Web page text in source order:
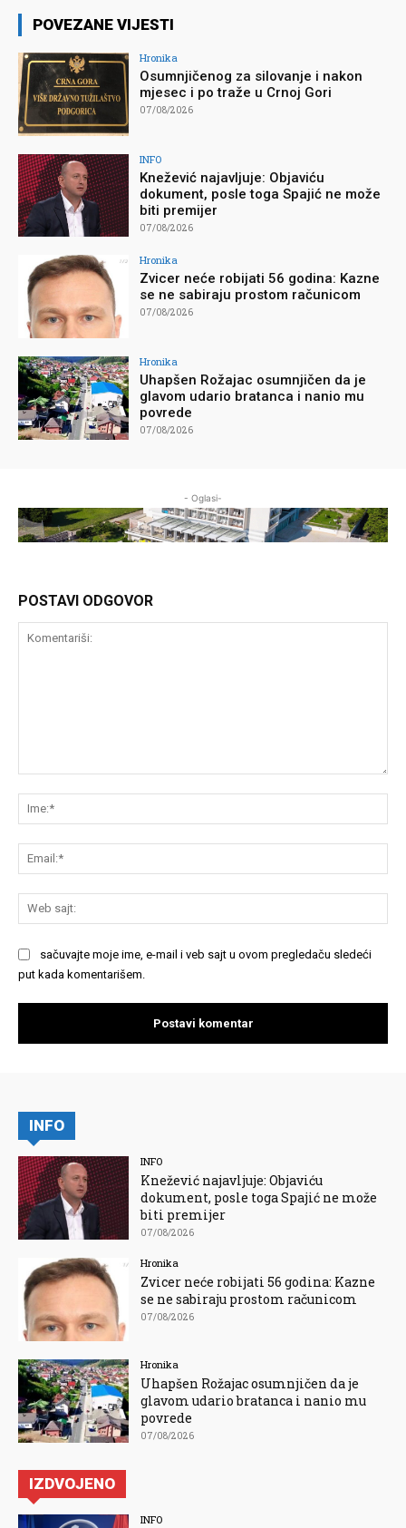
POVEZANE VIJESTI
Hronika
Osumnjičenog za silovanje i nakon
mjesec i po traže u Crnoj Gori
07/08/2026
INFO
Knežević najavljuje: Objaviću
dokument, posle toga Spajić ne može
biti premijer
07/08/2026
Hronika
Zvicer neće robijati 56 godina: Kazne
se ne sabiraju prostom računicom
07/08/2026
Hronika
Uhapšen Rožajac osumnjičen da je
glavom udario bratanca i nanio mu
povrede
07/08/2026
- Oglasi-
POSTAVI ODGOVOR
sačuvajte moje ime, e-mail i veb sajt u ovom pregledaču sledeći
put kada komentarišem.
INFO
INFO
Knežević najavljuje: Objaviću
dokument, posle toga Spajić ne može
biti premijer
07/08/2026
Hronika
Zvicer neće robijati 56 godina: Kazne
se ne sabiraju prostom računicom
07/08/2026
Hronika
Uhapšen Rožajac osumnjičen da je
glavom udario bratanca i nanio mu
povrede
07/08/2026
IZDVOJENO
INFO